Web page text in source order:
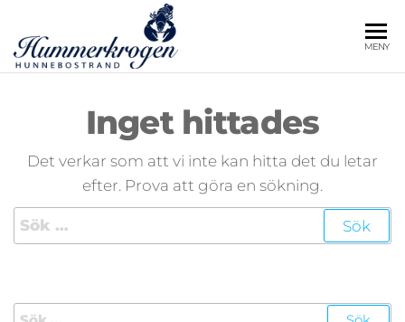
innehåll
MENY
Inget hittades
Det verkar som att vi inte kan hitta det du letar
efter. Prova att göra en sökning.
efter:
Sök